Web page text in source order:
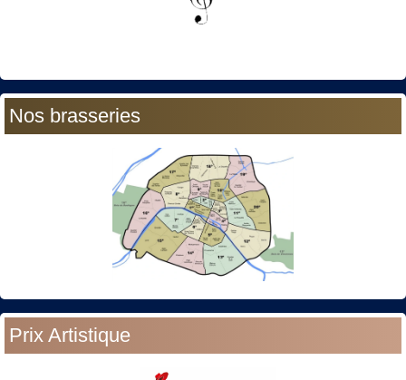
Nos brasseries
Prix Artistique